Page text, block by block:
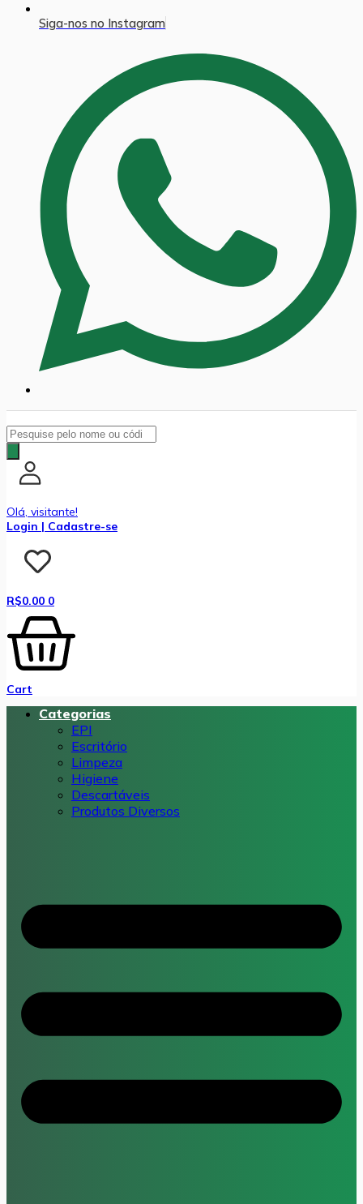
Siga-nos no Instagram
Pesquisar
produtos
Olá, visitante!
Login | Cadastre-se
R$0.00 0
Cart
Categorias
EPI
Escritório
Limpeza
Higiene
Descartáveis
Produtos Diversos